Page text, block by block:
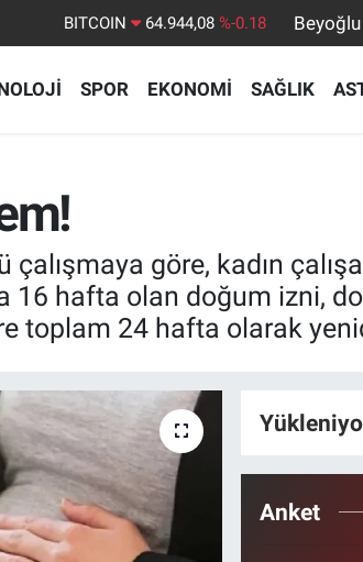
EURO
55,2510 %0.32
Beyoğlu
SPOR EKONOMİ SAĞLIK
göre, kadın
16 hafta olan doğum izni,
toplam 24 hafta olarak
Anket